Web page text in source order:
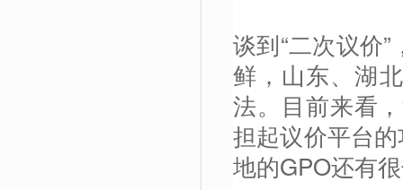
谈到“二次议价
鲜，山东、湖
法。目前来看
担起议价平台
地的GPO还有